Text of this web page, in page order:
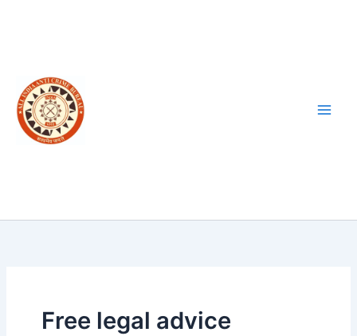
Free legal advice